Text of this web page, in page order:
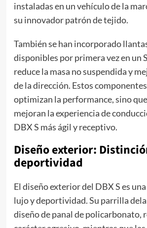
instaladas en un vehículo de la
su innovador patrón de tejido.
También se han incorporado
disponibles por primera vez en un
reduce la masa no suspendida y
de la dirección. Estos
optimizan la performance, sino
mejoran la experiencia de
DBX S más ágil y receptivo.
Diseño exterior:
deportividad
El diseño exterior del DBX S es
lujo y deportividad. Su parrilla
diseño de panal de policarbonato,